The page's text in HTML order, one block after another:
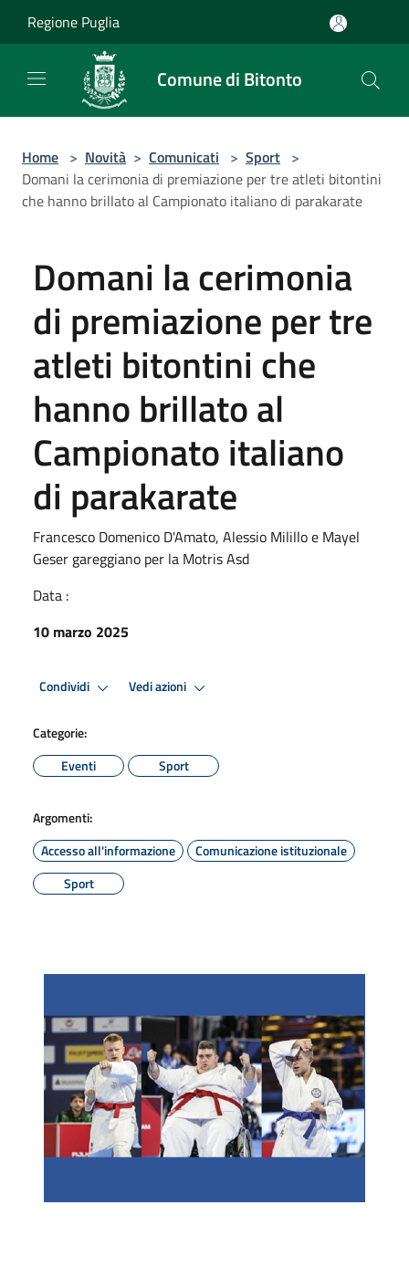
Regione Puglia
Comune di Bitonto
Home > Novità > Comunicati > Sport >
Domani la cerimonia di premiazione per tre atleti bitontini
che hanno brillato al Campionato italiano di parakarate
Domani la cerimonia
di premiazione per tre
atleti bitontini che
hanno brillato al
Campionato italiano
di parakarate
Francesco Domenico D'Amato, Alessio Milillo e Mayel
Geser gareggiano per la Motris Asd
Data :
10 marzo 2025
Condividi Vedi azioni
Categorie:
Eventi
Sport
Argomenti:
Accesso all'informazione
Comunicazione istituzionale
Sport